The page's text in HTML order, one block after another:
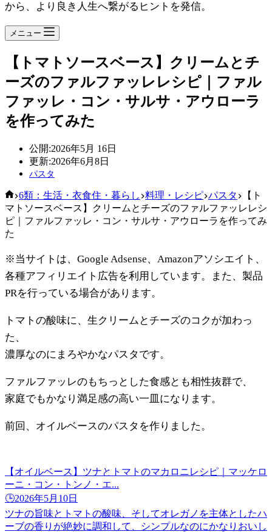
から、より良き人生へ繋がるヒントを発信。
メニュー
【トマトソースベース】クリームとチ
ーズのファルファッレレシピ｜ファル
ファッレ・コン・サルサ・アウローラ
を作ってみた
公開:2026年5月 16日
更新:2026年6月8日
パスタ
ホ
ー
ム
6類：生活・衣食住・暮らし 料理・レシピ パスタ
【ト
マトソースベース】クリームとチーズのファルファッレレシ
ピ｜ファルファッレ・コン・サルサ・アウローラを作ってみ
た
※当サイトは、Google Adsense、Amazonアソシエイト、
各種アフィリエイト広告を利用しています。また、製品
PRを行っている場合があります。
トマトの酸味に、生クリームとチーズのコクが加わっ
た、
濃厚なのにまろやかなパスタです。
ファルファッレのもちっとした食感とも相性抜群で、
家庭でもかなり満足感の高い一皿になります。
前回、オイルベースのパスタを作りました。
【オイルベース】ツナとトマトのマカロニレシピ｜マッケロ
ーニ・コン・トンノ・エ...
🕒️2026年5月10日
ツナの旨味とトマトの酸味、そしてオレガノを主体としたハ
ーブの香りが絶妙に調和して、シンプルなのにかなりおいし